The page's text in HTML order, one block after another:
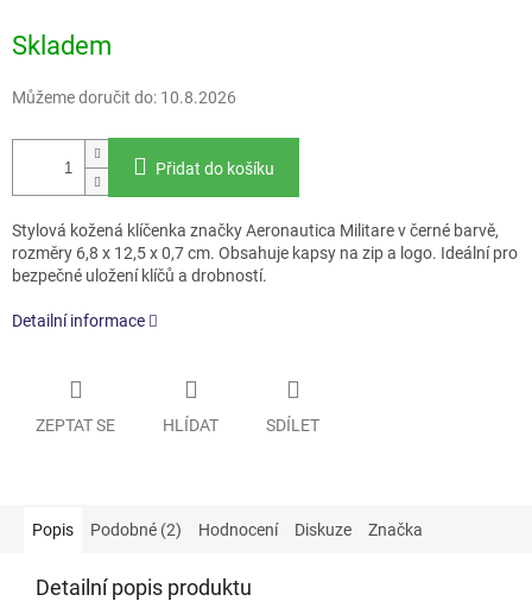
cena:
Skladem
Můžeme doručit do: 10.8.2026
Přidat do košíku
Stylová kožená klíčenka značky Aeronautica Militare v černé barvě,
rozměry 6,8 x 12,5 x 0,7 cm. Obsahuje kapsy na zip a logo. Ideální pro
bezpečné uložení klíčů a drobností.
Detailní informace
ZEPTAT SE HLÍDAT SDÍLET
Popis Podobné (2) Hodnocení Diskuze Značka
Detailní popis produktu